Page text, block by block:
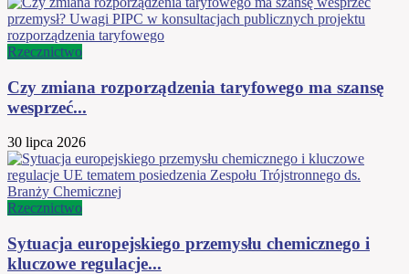
Rzecznictwo
Czy zmiana rozporządzenia taryfowego ma szansę
wesprzeć...
30 lipca 2026
Rzecznictwo
Sytuacja europejskiego przemysłu chemicznego i
kluczowe regulacje...